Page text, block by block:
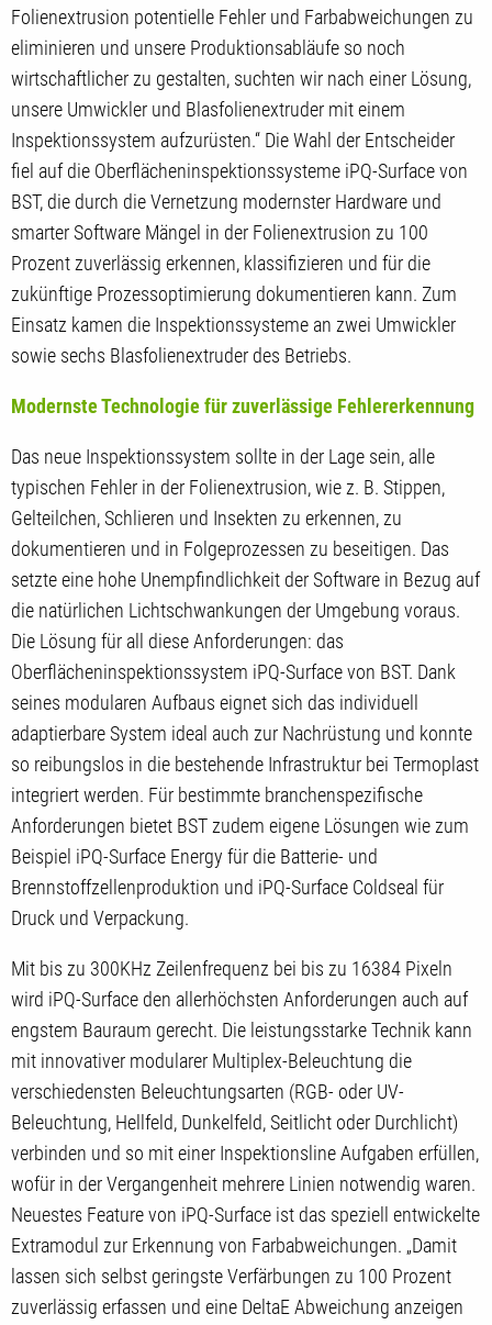
Folienextrusion potentielle Fehler und Farbabweichungen zu
eliminieren und unsere Produktionsabläufe so noch
wirtschaftlicher zu gestalten, suchten wir nach einer Lösung,
unsere Umwickler und Blasfolienextruder mit einem
Inspektionssystem aufzurüsten.“ Die Wahl der Entscheider
fiel auf die Oberflächeninspektionssysteme iPQ-Surface von
BST, die durch die Vernetzung modernster Hardware und
smarter Software Mängel in der Folienextrusion zu 100
Prozent zuverlässig erkennen, klassifizieren und für die
zukünftige Prozessoptimierung dokumentieren kann. Zum
Einsatz kamen die Inspektionssysteme an zwei Umwickler
sowie sechs Blasfolienextruder des Betriebs.
Modernste Technologie für zuverlässige Fehlererkennung
Das neue Inspektionssystem sollte in der Lage sein, alle
typischen Fehler in der Folienextrusion, wie z. B. Stippen,
Gelteilchen, Schlieren und Insekten zu erkennen, zu
dokumentieren und in Folgeprozessen zu beseitigen. Das
setzte eine hohe Unempfindlichkeit der Software in Bezug auf
die natürlichen Lichtschwankungen der Umgebung voraus.
Die Lösung für all diese Anforderungen: das
Oberflächeninspektionssystem iPQ-Surface von BST. Dank
seines modularen Aufbaus eignet sich das individuell
adaptierbare System ideal auch zur Nachrüstung und konnte
so reibungslos in die bestehende Infrastruktur bei Termoplast
integriert werden. Für bestimmte branchenspezifische
Anforderungen bietet BST zudem eigene Lösungen wie zum
Beispiel iPQ-Surface Energy für die Batterie- und
Brennstoffzellenproduktion und iPQ-Surface Coldseal für
Druck und Verpackung.
Mit bis zu 300KHz Zeilenfrequenz bei bis zu 16384 Pixeln
wird iPQ-Surface den allerhöchsten Anforderungen auch auf
engstem Bauraum gerecht. Die leistungsstarke Technik kann
mit innovativer modularer Multiplex-Beleuchtung die
verschiedensten Beleuchtungsarten (RGB- oder UV-
Beleuchtung, Hellfeld, Dunkelfeld, Seitlicht oder Durchlicht)
verbinden und so mit einer Inspektionsline Aufgaben erfüllen,
wofür in der Vergangenheit mehrere Linien notwendig waren.
Neuestes Feature von iPQ-Surface ist das speziell entwickelte
Extramodul zur Erkennung von Farbabweichungen. „Damit
lassen sich selbst geringste Verfärbungen zu 100 Prozent
zuverlässig erfassen und eine DeltaE Abweichung anzeigen